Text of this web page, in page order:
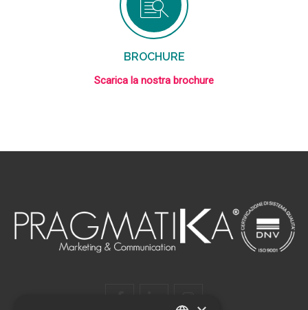
BROCHURE
Scarica la nostra brochure